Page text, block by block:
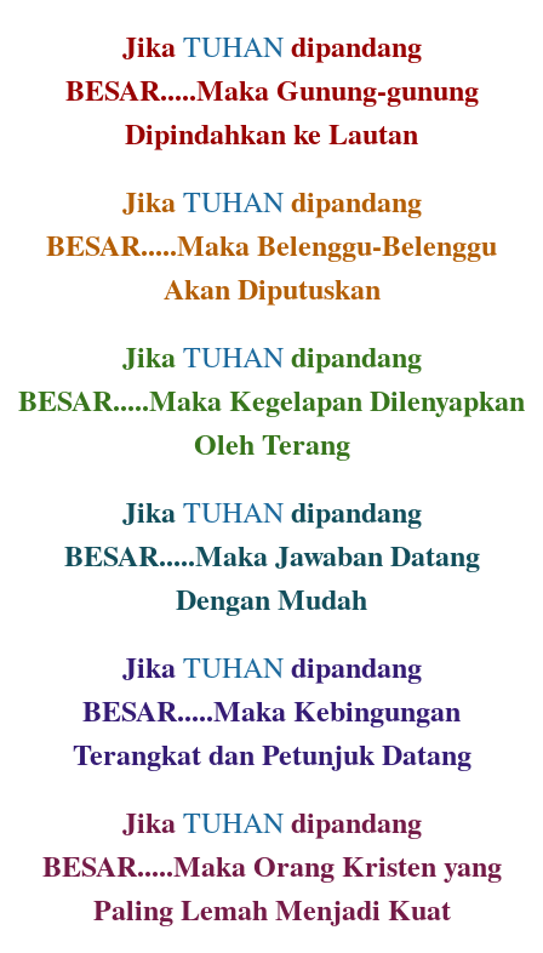
JikaTUHANdipandang
BESAR.....Maka Gunung-gunung
Dipindahkan ke Lautan
JikaTUHANdipandang
BESAR.....Maka Belenggu-Belenggu
Akan Diputuskan
JikaTUHANdipandang
BESAR.....Maka Kegelapan Dilenyapkan
Oleh Terang
JikaTUHANdipandang
BESAR.....Maka Jawaban Datang
Dengan Mudah
JikaTUHANdipandang
BESAR.....Maka Kebingungan
Terangkat dan Petunjuk Datang
JikaTUHANdipandang
BESAR.....Maka Orang Kristen yang
Paling Lemah Menjadi Kuat